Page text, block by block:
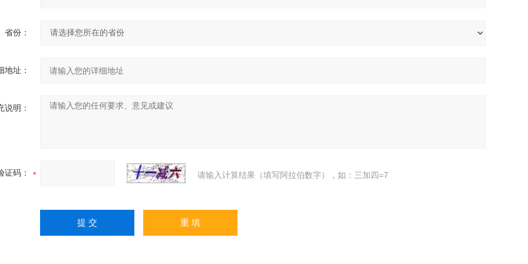
省份：
地址：
说明：
证码： 请输入计算结果（填写阿拉伯数字），如：三加四=7